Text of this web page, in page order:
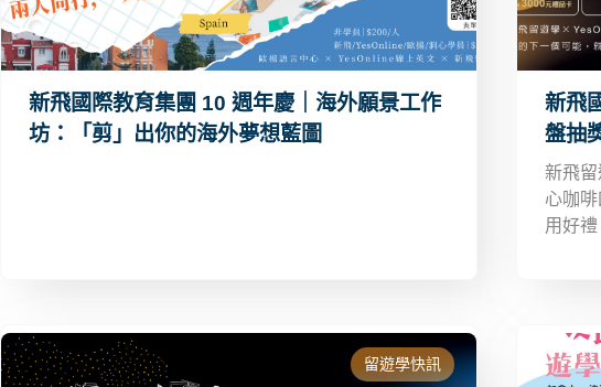
新飛國際教育集團 10 週年慶｜海外願景工作
坊：「剪」出你的海外夢想藍圖
新飛
盤抽
新飛
心咖
用好
留遊學快訊